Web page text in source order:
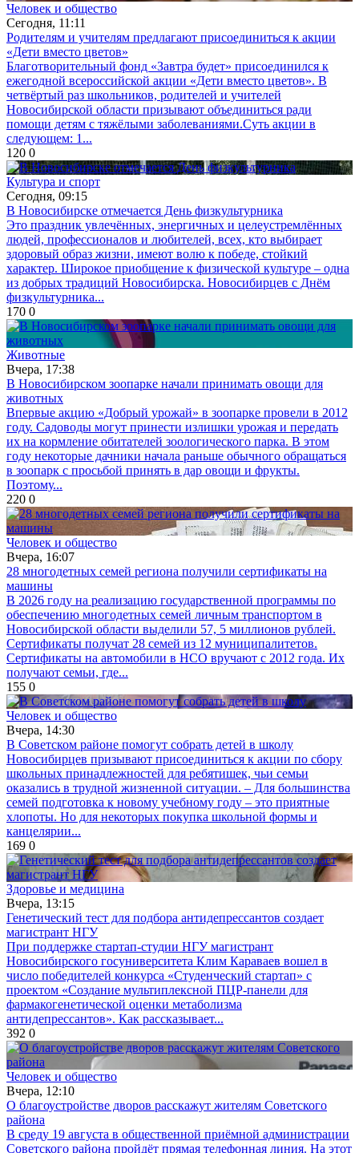
Человек и общество
Сегодня, 11:11
Родителям и учителям предлагают присоединиться к акции
«Дети вместо цветов»
Благотворительный фонд «Завтра будет» присоединился к
ежегодной всероссийской акции «Дети вместо цветов». В
четвёртый раз школьников, родителей и учителей
Новосибирской области призывают объединиться ради
помощи детям с тяжёлыми заболеваниями.Суть акции в
следующем: 1...
120 0
Культура и спорт
Сегодня, 09:15
В Новосибирске отмечается День физкультурника
Это праздник увлечённых, энергичных и целеустремлённых
людей, профессионалов и любителей, всех, кто выбирает
здоровый образ жизни, имеют волю к победе, стойкий
характер. Широкое приобщение к физической культуре – одна
из добрых традиций Новосибирска. Новосибирцев с Днём
физкультурника...
170 0
Животные
Вчера, 17:38
В Новосибирском зоопарке начали принимать овощи для
животных
Впервые акцию «Добрый урожай» в зоопарке провели в 2012
году. Садоводы могут принести излишки урожая и передать
их на кормление обитателей зоологического парка. В этом
году некоторые дачники начала раньше обычного обращаться
в зоопарк с просьбой принять в дар овощи и фрукты.
Поэтому...
220 0
Человек и общество
Вчера, 16:07
28 многодетных семей региона получили сертификаты на
машины
В 2026 году на реализацию государственной программы по
обеспечению многодетных семей личным транспортом в
Новосибирской области выделили 57, 5 миллионов рублей.
Сертификаты получат 28 семей из 12 муниципалитетов.
Сертификаты на автомобили в НСО вручают с 2012 года. Их
получают семьи, где...
155 0
Человек и общество
Вчера, 14:30
В Советском районе помогут собрать детей в школу
Новосибирцев призывают присоединиться к акции по сбору
школьных принадлежностей для ребятишек, чьи семьи
оказались в трудной жизненной ситуации. – Для большинства
семей подготовка к новому учебному году – это приятные
хлопоты. Но для некоторых покупка школьной формы и
канцелярии...
169 0
Здоровье и медицина
Вчера, 13:15
Генетический тест для подбора антидепрессантов создает
магистрант НГУ
При поддержке стартап-студии НГУ магистрант
Новосибирского госуниверситета Клим Караваев вошел в
число победителей конкурса «Студенческий стартап» с
проектом «Создание мультиплексной ПЦР-панели для
фармакогенетической оценки метаболизма
антидепрессантов». Как рассказывает...
392 0
Человек и общество
Вчера, 12:10
О благоустройстве дворов расскажут жителям Советского
района
В среду 19 августа в общественной приёмной администрации
Советского района пройдёт прямая телефонная линия. На этот